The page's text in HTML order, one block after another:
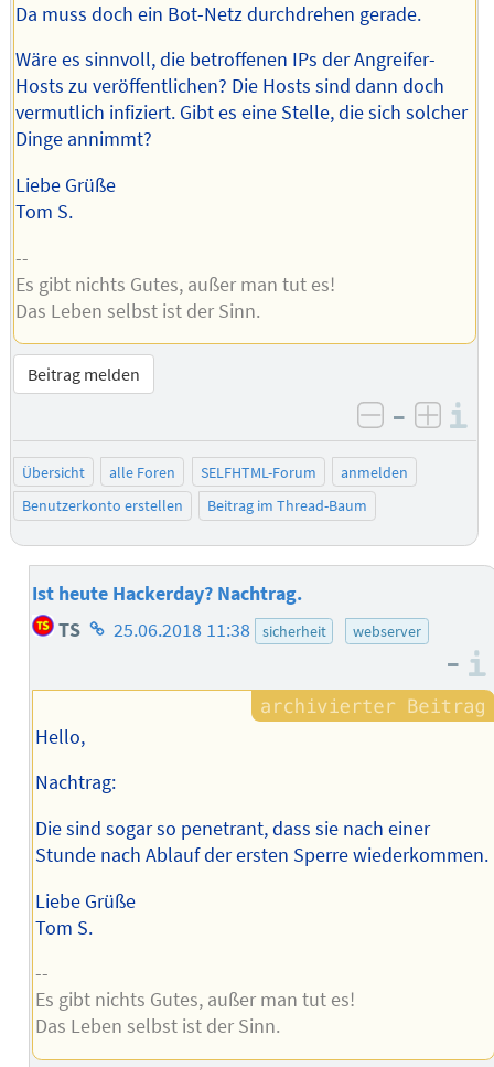
Da muss doch ein Bot-Netz durchdrehen gerade.
Wäre es sinnvoll, die betroffenen IPs der Angreifer-
Hosts zu veröffentlichen? Die Hosts sind dann doch
vermutlich infiziert. Gibt es eine Stelle, die sich solcher
Dinge annimmt?
Liebe Grüße
Tom S.
--
Es gibt nichts Gutes, außer man tut es!
Das Leben selbst ist der Sinn.
Beitrag melden
negativ
–
Übersicht alle Foren SELFHTML-Forum
anmelden
Benutzerkonto erstellen
Beitrag im Thread-Baum
Ist heute Hackerday? Nachtrag.
TS Homepage
Autors
25.06.2018 11:38 sicherheit webserver
–
Hello,
Nachtrag:
Die sind sogar so penetrant, dass sie nach einer
Stunde nach Ablauf der ersten Sperre wiederkommen.
Liebe Grüße
Tom S.
--
Es gibt nichts Gutes, außer man tut es!
Das Leben selbst ist der Sinn.